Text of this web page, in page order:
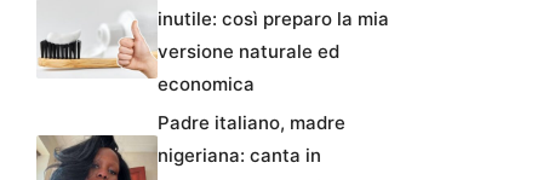
inutile: così preparo la mia
versione naturale ed
economica
Padre italiano, madre
nigeriana: canta in